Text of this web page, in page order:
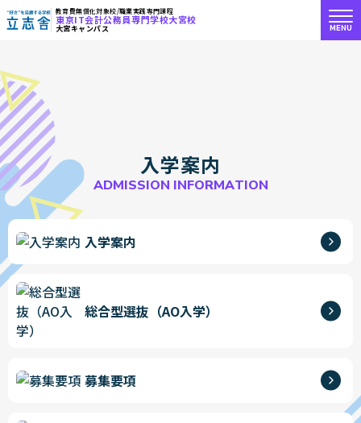
"好き"を応援する学校 立志舎
教育費無償化対象校/職業実践専門課程
東京IT会計公務員専門学校大宮校
大宮キャンパス MENU
入学案内
ADMISSION INFORMATION
入学案内
総合型選抜（AO入学）
募集要項